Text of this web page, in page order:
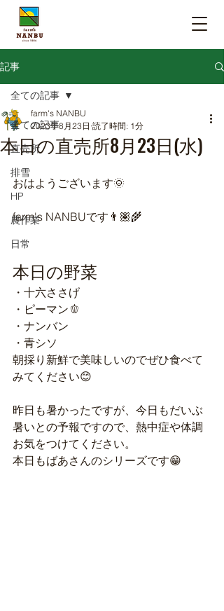
記事
全ての記事
直売所
排雪
HP
農作業
日常
全ての記事
本日の直売所8月23日(水)
farm's NANBU
2023年8月23日 読了時間: 1分
おはようございます🌞
farm's NANBUです👨🏽‍🌾
本日の野菜
・十六ささげ
・ピーマン🫑
・ナンバン
・青シソ
朝採り新鮮で美味しいのでぜひ食べて
みてください😊
昨日も暑かったですが、今日もだいぶ
暑いとの予報ですので、熱中症や体調
お気をつけてください。
本日もばあさんのシリーズです😁